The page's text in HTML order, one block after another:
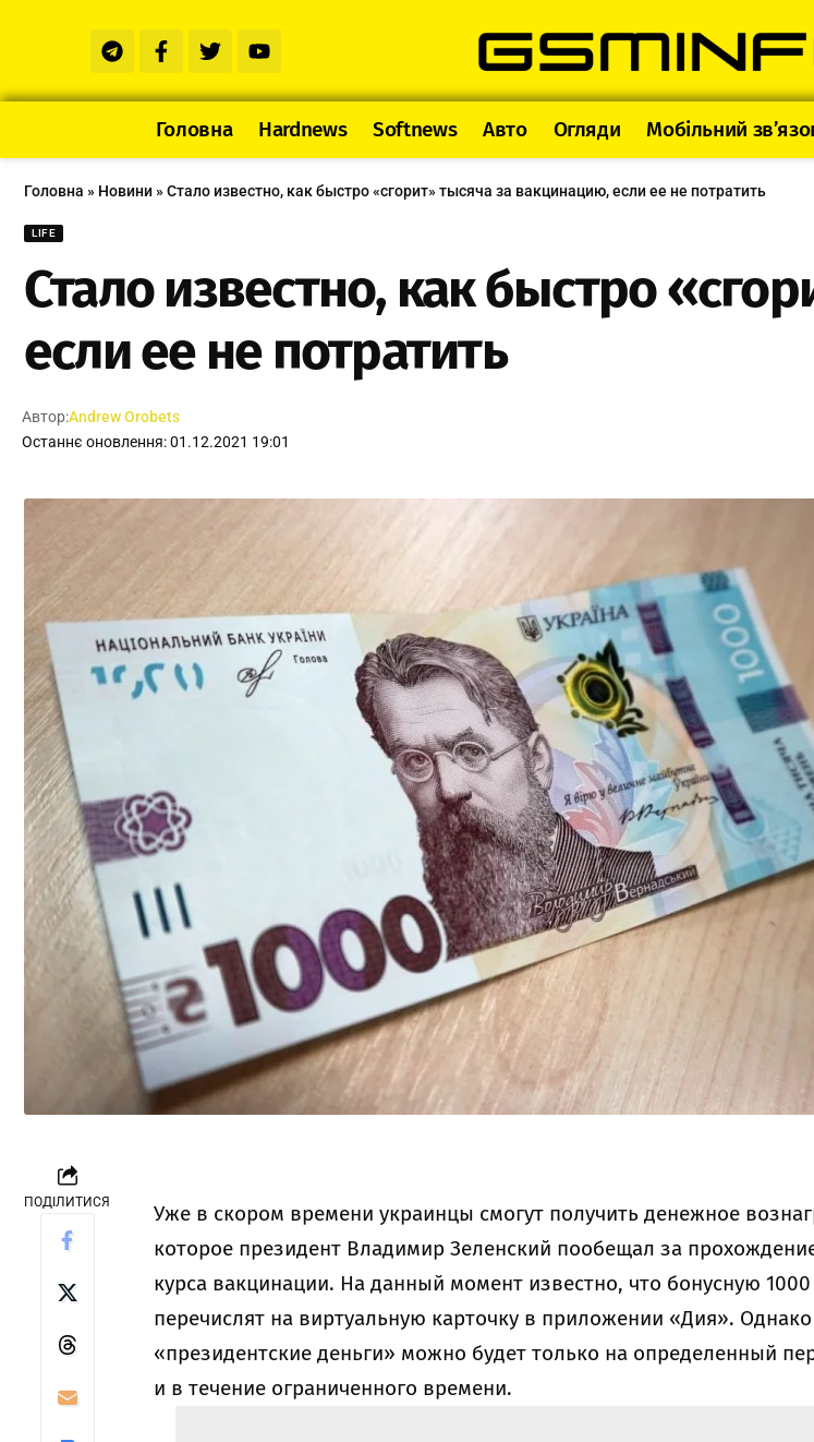
Головна Hardnews Softnews Авто Огляди Мобільний
Головна » Новини»Стало известно, как быстро «сгорит» тысяча за вакцинацию, если ее не потратить
LIFE
Стало известно, как быстро
если ее не потратить
Останнє оновлення: 01.12.2021 19:01
Автор:Andrew Orobets
ПОДІЛИТИСЯ
Уже в скором времени украинцы смогут получить денежное
которое президент Владимир Зеленский пообещал за
курса вакцинации. На данный момент известно, что бонусную 1000
перечислят на виртуальную карточку в приложении «Дия».
«президентские деньги» можно будет только на определенный
и в течение ограниченного времени.